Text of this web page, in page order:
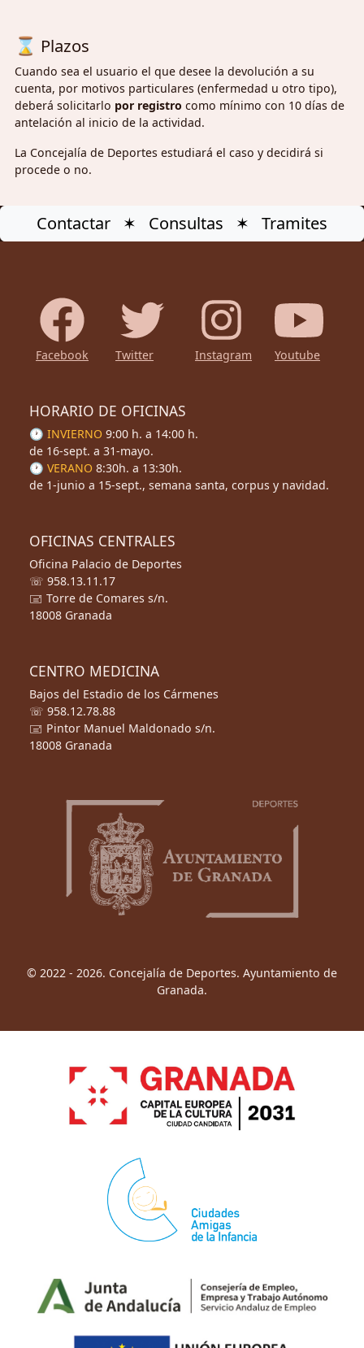
⌛ Plazos
Cuando sea el usuario el que desee la devolución a su
cuenta, por motivos particulares (enfermedad u otro tipo),
deberá solicitarlo por registro como mínimo con 10 días de
antelación al inicio de la actividad.
La Concejalía de Deportes estudiará el caso y decidirá si
procede o no.
Contactar ✶ Consultas ✶ Tramites
Facebook Twitter Instagram Youtube
HORARIO DE OFICINAS
🕐 INVIERNO 9:00 h. a 14:00 h.
de 16-sept. a 31-mayo.
🕐 VERANO 8:30h. a 13:30h.
de 1-junio a 15-sept., semana santa, corpus y navidad.
OFICINAS CENTRALES
Oficina Palacio de Deportes
☏ 958.13.11.17
🖃 Torre de Comares s/n.
18008 Granada
CENTRO MEDICINA
Bajos del Estadio de los Cármenes
☏ 958.12.78.88
🖃 Pintor Manuel Maldonado s/n.
18008 Granada
© 2022 - 2026. Concejalía de Deportes. Ayuntamiento de
Granada.